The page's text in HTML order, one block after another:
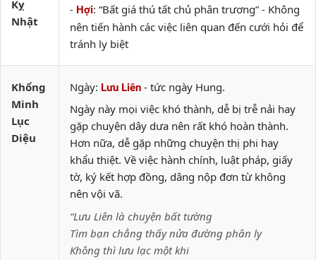
Kỵ
Nhật
- Hợi: “Bất giá thú tất chủ phân trương” - Không
nên tiến hành các việc liên quan đến cưới hỏi để
tránh ly biệt
Khổng
Minh
Lục
Diệu
Ngày: Lưu Liên - tức ngày Hung.
Ngày này mọi việc khó thành, dễ bị trễ nải hay
gặp chuyện dây dưa nên rất khó hoàn thành.
Hơn nữa, dễ gặp những chuyện thị phi hay
khẩu thiệt. Về việc hành chính, luật pháp, giấy
tờ, ký kết hợp đồng, dâng nộp đơn từ không
nên vội vã.
“Lưu Liên là chuyện bất tường
Tìm bạn chẳng thấy nửa đường phân ly
Không thì lưu lạc một khi